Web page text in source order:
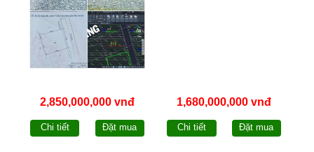
2,850,000,000 vnđ
Chi tiết Đặt mua
1,680,000,000 vnđ
Chi tiết Đặt mua